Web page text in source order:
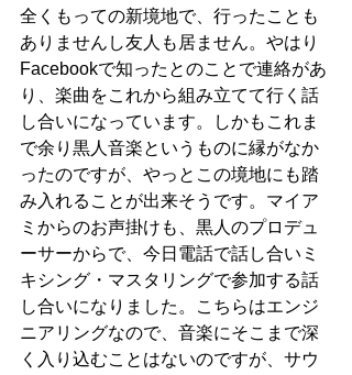
全くもっての新境地で、行ったことも
ありませんし友人も居ません。やはり
Facebookで知ったとのことで連絡があ
り、楽曲をこれから組み立てて行く話
し合いになっています。しかもこれま
で余り黒人音楽というものに縁がなか
ったのですが、やっとこの境地にも踏
み入れることが出来そうです。マイア
ミからのお声掛けも、黒人のプロデュ
ーサーからで、今日電話で話し合いミ
キシング・マスタリングで参加する話
し合いになりました。こちらはエンジ
ニアリングなので、音楽にそこまで深
く入り込むことはないのですが、サウ